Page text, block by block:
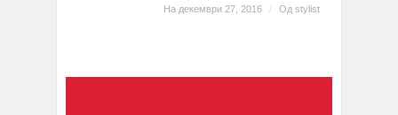
На декември 27, 2016 / Од stylist